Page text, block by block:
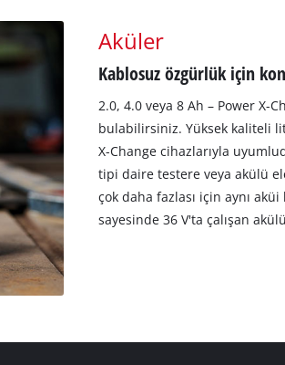
Aküler
Kablosuz özgürlük için
2.0, 4.0 veya 8 Ah – Power X-
bulabilirsiniz. Yüksek kaliteli
X-Change cihazlarıyla
tipi daire testere veya akülü
çok daha fazlası için aynı
sayesinde 36 V'ta çalışan